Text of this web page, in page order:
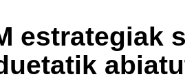
estrategiak